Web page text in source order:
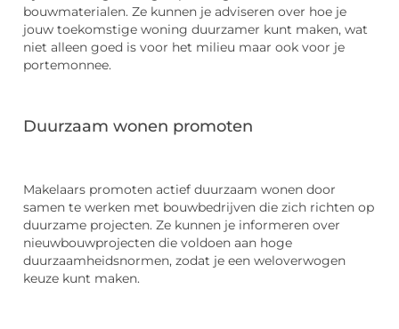
bouwmaterialen. Ze kunnen je adviseren over hoe je
jouw toekomstige woning duurzamer kunt maken, wat
niet alleen goed is voor het milieu maar ook voor je
portemonnee.
Duurzaam wonen promoten
Makelaars promoten actief duurzaam wonen door
samen te werken met bouwbedrijven die zich richten op
duurzame projecten. Ze kunnen je informeren over
nieuwbouwprojecten die voldoen aan hoge
duurzaamheidsnormen, zodat je een weloverwogen
keuze kunt maken.